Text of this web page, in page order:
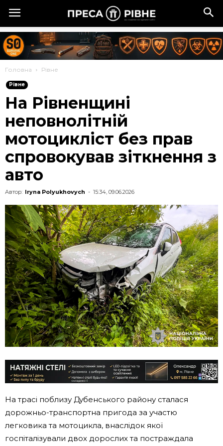
Головна Рівне
Рівне
На Рівненщині
неповнолітній
мотоцикліст без прав
спровокував зіткнення з
авто
Автор: Iryna Polyukhovych - 15:34, 09.06.2026
На трасі поблизу Дубенського району сталася
дорожньо-транспортна пригода за участю
легковика та мотоцикла, внаслідок якої
госпіталізували двох дорослих та постраждала